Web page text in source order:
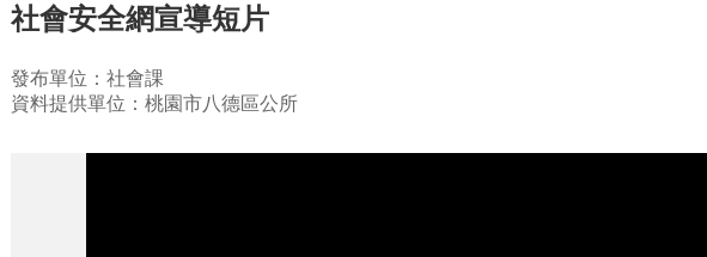
社會安全網宣導短片
發布單位：社會課
資料提供單位：桃園市八德區公所